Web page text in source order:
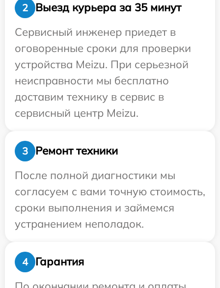
2
Выезд курьера за 35 минут
Сервисный инженер приедет в
оговоренные сроки для проверки
устройства Meizu. При серьезной
неисправности мы бесплатно
доставим технику в сервис в
сервисный центр Meizu.
3
Ремонт техники
После полной диагностики мы
согласуем с вами точную стоимость,
сроки выполнения и займемся
устранением неполадок.
4
Гарантия